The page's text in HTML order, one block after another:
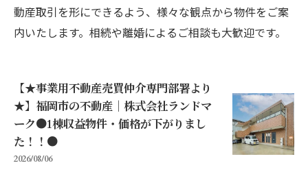
動産取引を形にできるよう、様々な観点から物件をご案
内いたします。相続や離婚によるご相談も大歓迎です。
【★事業用不動産売買仲介専門部署より
★】福岡市の不動産｜株式会社ランドマ
ーク●1棟収益物件・価格が下がりまし
た！！●
2026/08/06